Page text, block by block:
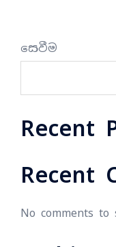
සෙවීම
Recent
Recent
No comments to